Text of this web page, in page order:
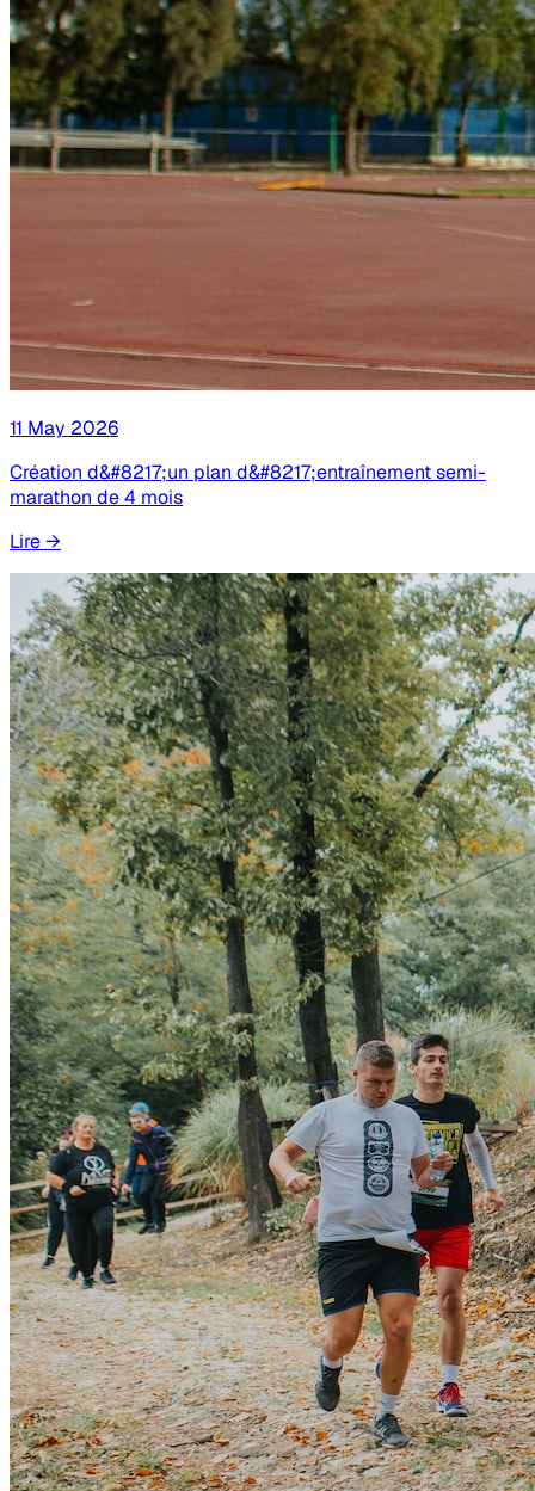
11 May 2026
Création d&#8217;un plan d&#8217;entraînement semi-
marathon de 4 mois
Lire→